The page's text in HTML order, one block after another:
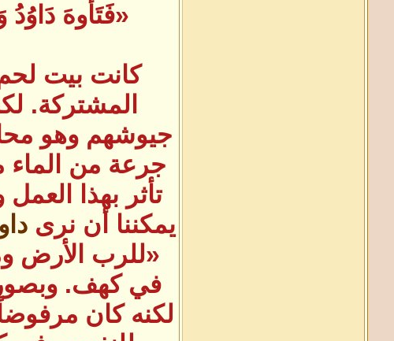
«فَتَأَوهَ
كانت بيت لحم
المشتركة.
جيوشهم وهو
جرعة من الماء
تأثر بهذا
يمكننا أن نرى
«للرب الأرض
في كهف.
لكنه كان